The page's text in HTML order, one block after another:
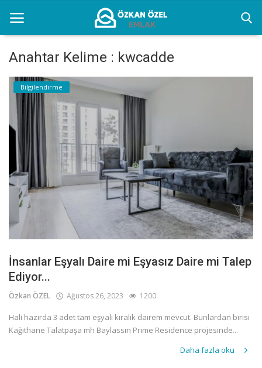
Anasayfa
Bilgilendirme
İletişim
İstanbul Eşyalı Kiralık Yerler
Türkçe
Anahtar Kelime : kwcadde
Bilgilendirme
İnsanlar Eşyalı Daire mi Eşyasız Daire mi Talep
Ediyor...
Özkan ÖZEL Ağustos 26, 2023 1200
Hali hazırda 3 adet tam eşyalı kiralık dairem mevcut. Bunlardan birisi
Kağıthane Talatpaşa mh Baylassın Prime Residence projesinde...
Daha fazla oku